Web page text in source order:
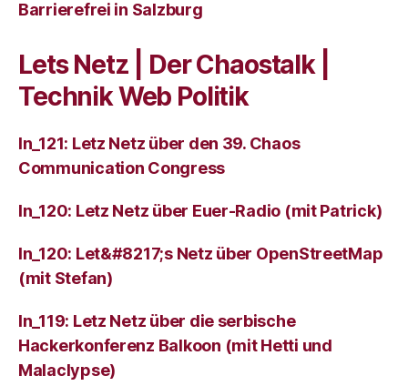
Barrierefrei in Salzburg
Lets Netz | Der Chaostalk |
Technik Web Politik
ln_121: Letz Netz über den 39. Chaos
Communication Congress
ln_120: Letz Netz über Euer-Radio (mit Patrick)
ln_120: Let&#8217;s Netz über OpenStreetMap
(mit Stefan)
ln_119: Letz Netz über die serbische
Hackerkonferenz Balkoon (mit Hetti und
Malaclypse)